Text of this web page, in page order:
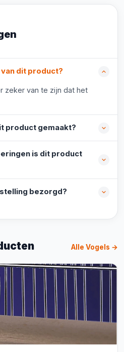
dit product?
zeker van te zijn dat het
product gemaakt?
is dit product
bezorgd?
Alle Vogels →